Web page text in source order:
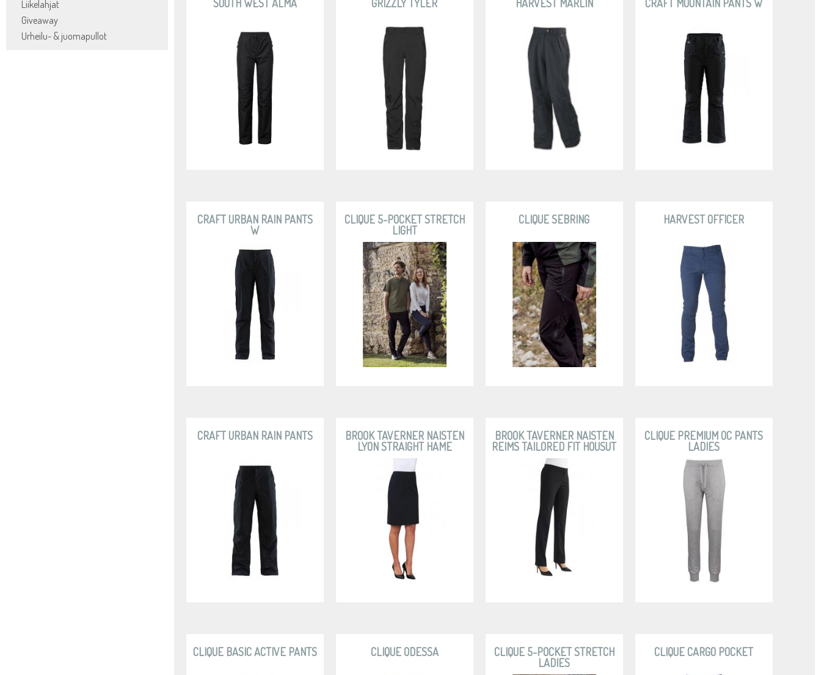
Liikelahjat
Giveaway
Urheilu- & juomapullot
SOUTH WEST ALMA GRIZZLY TYLER HARVEST MARLIN CRAFT MOUNTAIN PANTS W
CRAFT URBAN RAIN PANTS
W
CLIQUE 5-POCKET STRETCH
LIGHT
CLIQUE SEBRING HARVEST OFFICER
CRAFT URBAN RAIN PANTS
BROOK TAVERNER NAISTEN
LYON STRAIGHT HAME
BROOK TAVERNER NAISTEN
REIMS TAILORED FIT HOUSUT
CLIQUE PREMIUM OC PANTS
LADIES
CLIQUE BASIC ACTIVE PANTS CLIQUE ODESSA
CLIQUE 5-POCKET STRETCH
LADIES
CLIQUE CARGO POCKET